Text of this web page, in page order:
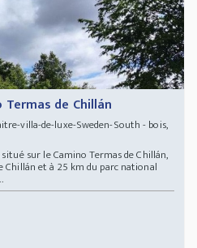
Termas de Chillán
villa-de-luxe-Sweden-South - bois,
sur le Camino Termas de Chillán,
Chillán et à 25 km du parc national